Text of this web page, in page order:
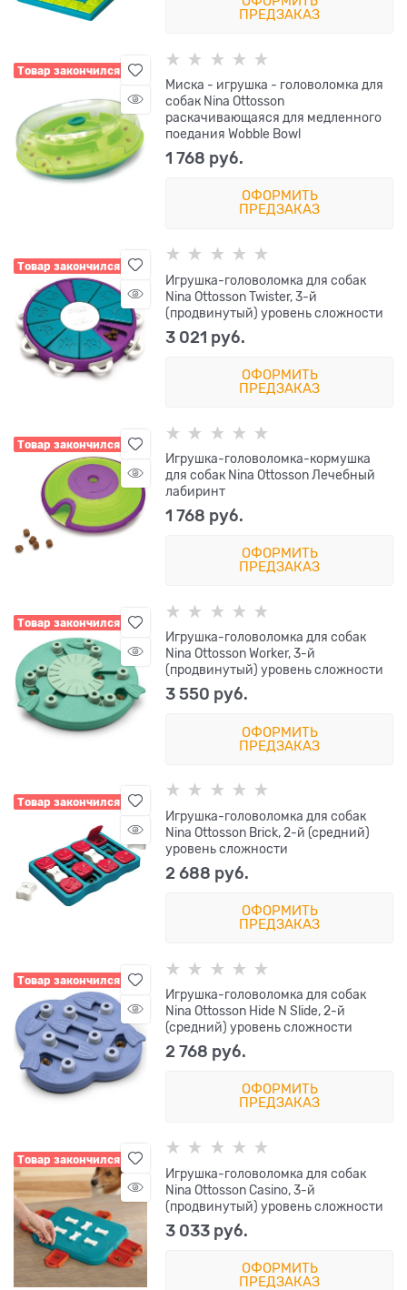
ПРЕДЗАКАЗ
Товар закончился
Миска - игрушка - головоломка для
собак Nina Ottosson
раскачивающаяся для медленного
поедания Wobble Bowl
1 768 руб.
ОФОРМИТЬ
ПРЕДЗАКАЗ
Товар закончился
Игрушка-головоломка для собак
Nina Ottosson Twister, 3-й
(продвинутый) уровень сложности
3 021 руб.
ОФОРМИТЬ
ПРЕДЗАКАЗ
Товар закончился
Игрушка-головоломка-кормушка
для собак Nina Ottosson Лечебный
лабиринт
1 768 руб.
ОФОРМИТЬ
ПРЕДЗАКАЗ
Товар закончился
Игрушка-головоломка для собак
Nina Ottosson Worker, 3-й
(продвинутый) уровень сложности
3 550 руб.
ОФОРМИТЬ
ПРЕДЗАКАЗ
Товар закончился
Игрушка-головоломка для собак
Nina Ottosson Brick, 2-й (средний)
уровень сложности
2 688 руб.
ОФОРМИТЬ
ПРЕДЗАКАЗ
Товар закончился
Игрушка-головоломка для собак
Nina Ottosson Hide N Slide, 2-й
(средний) уровень сложности
2 768 руб.
ОФОРМИТЬ
ПРЕДЗАКАЗ
Товар закончился
Игрушка-головоломка для собак
Nina Ottosson Casino, 3-й
(продвинутый) уровень сложности
3 033 руб.
ОФОРМИТЬ
ПРЕДЗАКАЗ